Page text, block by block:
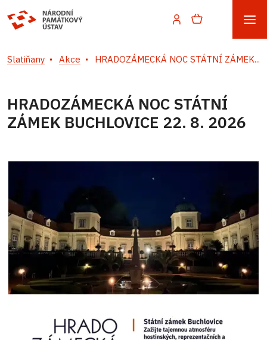
Slatiňany Akce HRADOZÁMECKÁ NOC STÁTNÍ ZÁMEK...
HRADOZÁMECKÁ NOC STÁTNÍ
ZÁMEK BUCHLOVICE 22. 8. 2026